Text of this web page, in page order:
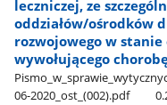
leczniczej, ze
oddziałów/ośrodków
rozwojowego w stanie
wywołującego
06-2020​_ost​_(002).pdf